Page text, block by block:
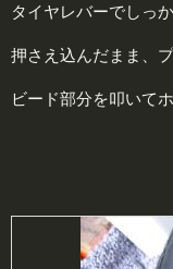
タイヤレバーでしっ
押さえ込んだまま、
ビード部分を叩いて